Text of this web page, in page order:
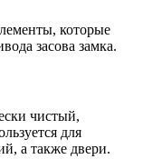
которые
засова замка.
чистый,
для
а также двери.